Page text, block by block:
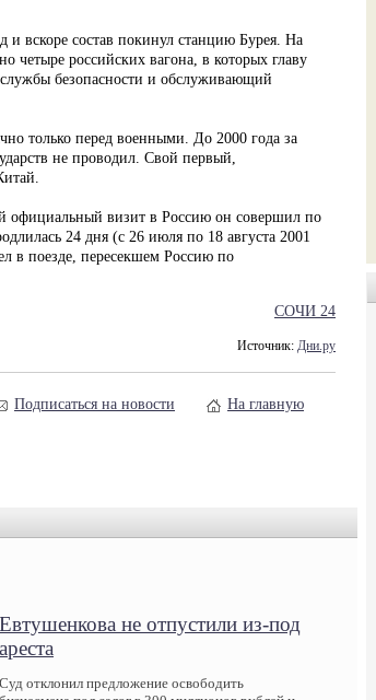
вскоре состав покинул станцию Бурея. На
четыре российских вагона, в которых главу
безопасности и обслуживающий
только перед военными. До 2000 года за
не проводил. Свой первый,
визит в Россию он совершил по
24 дня (с 26 июля по 18 августа 2001
в поезде, пересекшем Россию по
СОЧИ 24
Источник: Дни.ру
Подписаться на новости На главную
Евтушенкова не отпустили из-под
ареста
Суд отклонил предложение освободить